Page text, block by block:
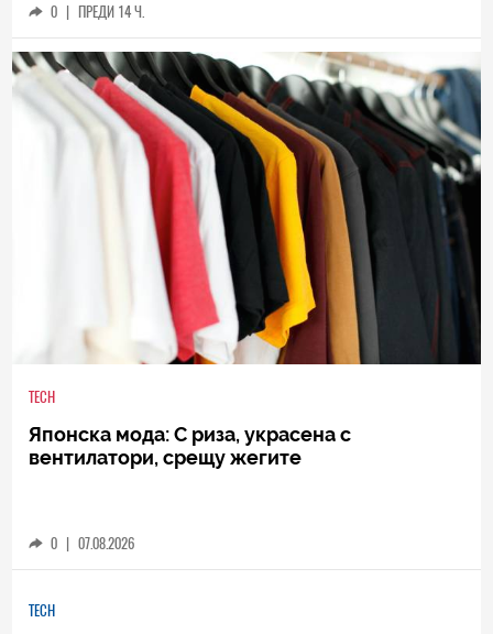
0 | ПРЕДИ 14 Ч.
TECH
Японска мода: С риза, украсена с
вентилатори, срещу жегите
0 | 07.08.2026
TECH